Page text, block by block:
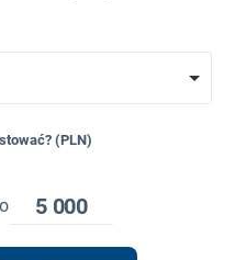
(PLN)
5 000